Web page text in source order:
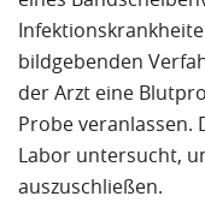
bildgebenden
der Arzt eine
Probe veranlassen.
Labor untersucht,
auszuschließen.